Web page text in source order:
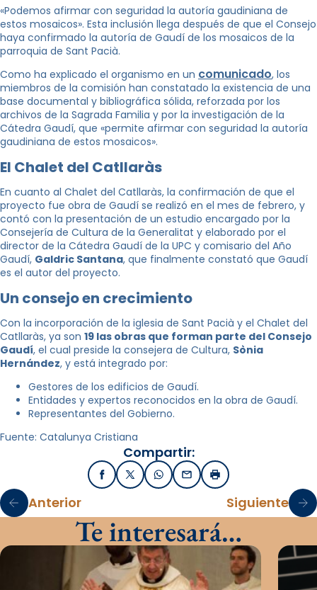
«Podemos afirmar con seguridad la autoría gaudiniana de
estos mosaicos». Esta inclusión llega después de que el Consejo
haya confirmado la autoría de Gaudí de los mosaicos de la
parroquia de Sant Pacià.
Como ha explicado el organismo en un comunicado, los
miembros de la comisión han constatado la existencia de una
base documental y bibliográfica sólida, reforzada por los
archivos de la Sagrada Familia y por la investigación de la
Cátedra Gaudí, que «permite afirmar con seguridad la autoría
gaudiniana de estos mosaicos».
El Chalet del Catllaràs
En cuanto al Chalet del Catllaràs, la confirmación de que el
proyecto fue obra de Gaudí se realizó en el mes de febrero, y
contó con la presentación de un estudio encargado por la
Consejería de Cultura de la Generalitat y elaborado por el
director de la Cátedra Gaudí de la UPC y comisario del Año
Gaudí, Galdric Santana, que finalmente constató que Gaudí
es el autor del proyecto.
Un consejo en crecimiento
Con la incorporación de la iglesia de Sant Pacià y el Chalet del
Catllaràs, ya son 19 las obras que forman parte del Consejo
Gaudí, el cual preside la consejera de Cultura, Sònia
Hernández, y está integrado por:
Gestores de los edificios de Gaudí.
Entidades y expertos reconocidos en la obra de Gaudí.
Representantes del Gobierno.
Fuente: Catalunya Cristiana
Compartir:
FacebookX / TwitterWhatsApp
EmailImprimir
Anterior Siguiente
Te interesará…